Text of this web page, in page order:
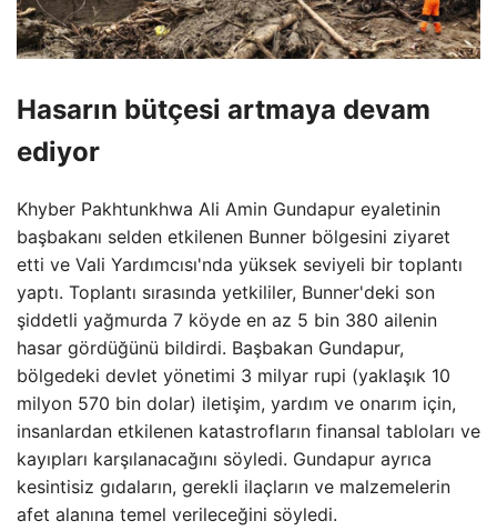
Hasarın bütçesi artmaya devam
ediyor
Khyber Pakhtunkhwa Ali Amin Gundapur eyaletinin
başbakanı selden etkilenen Bunner bölgesini ziyaret
etti ve Vali Yardımcısı'nda yüksek seviyeli bir toplantı
yaptı. Toplantı sırasında yetkililer, Bunner'deki son
şiddetli yağmurda 7 köyde en az 5 bin 380 ailenin
hasar gördüğünü bildirdi. Başbakan Gundapur,
bölgedeki devlet yönetimi 3 milyar rupi (yaklaşık 10
milyon 570 bin dolar) iletişim, yardım ve onarım için,
insanlardan etkilenen katastrofların finansal tabloları ve
kayıpları karşılanacağını söyledi. Gundapur ayrıca
kesintisiz gıdaların, gerekli ilaçların ve malzemelerin
afet alanına temel verileceğini söyledi.